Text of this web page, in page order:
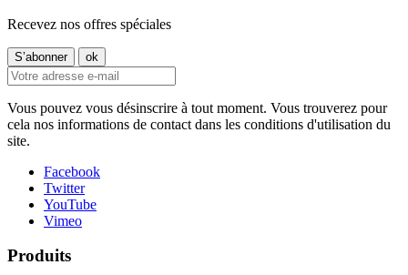
Recevez nos offres spéciales
Vous pouvez vous désinscrire à tout moment. Vous trouverez pour
cela nos informations de contact dans les conditions d'utilisation du
site.
Facebook
Twitter
YouTube
Vimeo
Produits